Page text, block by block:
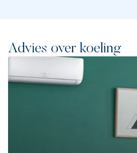
Advies over koeling